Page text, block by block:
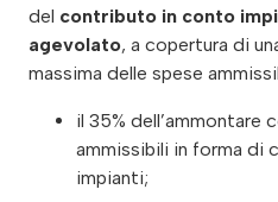
del contributo in conto
agevolato, a copertura di
massima delle spese
il 35% dell’ammontare
ammissibili in forma di
impianti;